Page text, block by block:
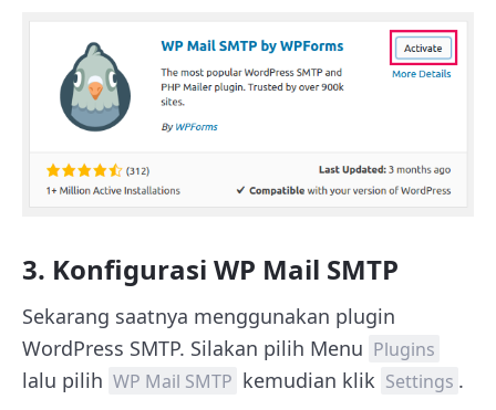
3. Konfigurasi WP Mail SMTP
Sekarang saatnya menggunakan plugin
WordPress SMTP. Silakan pilih Menu Plugins
lalu pilih WP Mail SMTP kemudian klik Settings .